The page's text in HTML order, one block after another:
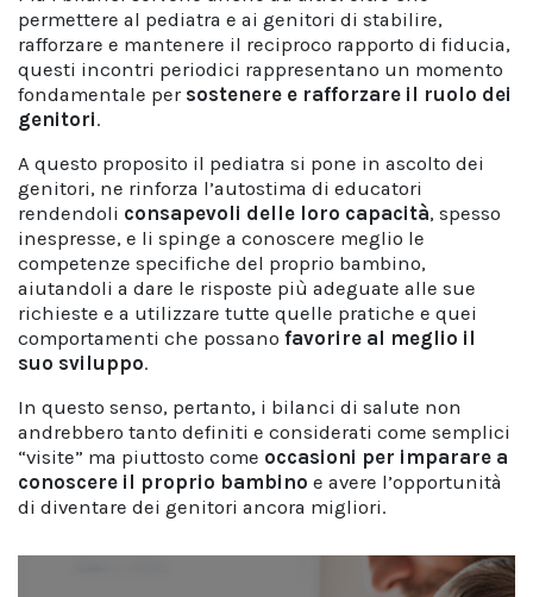
permettere al pediatra e ai genitori di stabilire,
rafforzare e mantenere il reciproco rapporto di fiducia,
questi incontri periodici rappresentano un momento
fondamentale per sostenere e rafforzare il ruolo dei
genitori.
A questo proposito il pediatra si pone in ascolto dei
genitori, ne rinforza l’autostima di educatori
rendendoli consapevoli delle loro capacità, spesso
inespresse, e li spinge a conoscere meglio le
competenze specifiche del proprio bambino,
aiutandoli a dare le risposte più adeguate alle sue
richieste e a utilizzare tutte quelle pratiche e quei
comportamenti che possano favorire al meglio il
suo sviluppo.
In questo senso, pertanto, i bilanci di salute non
andrebbero tanto definiti e considerati come semplici
“visite” ma piuttosto come occasioni per imparare a
conoscere il proprio bambino e avere l’opportunità
di diventare dei genitori ancora migliori.